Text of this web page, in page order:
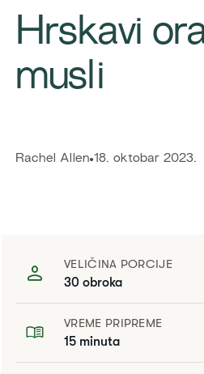
​Hrskavi
musli
​Rachel Allen 18. oktobar 2023.
VELIČINA PORCIJE
30 obroka
VREME PRIPREME
15 minuta